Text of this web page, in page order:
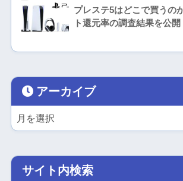
プレステ5はどこで買うの
ト還元率の調査結果を公開
アーカイブ
サイト内検索